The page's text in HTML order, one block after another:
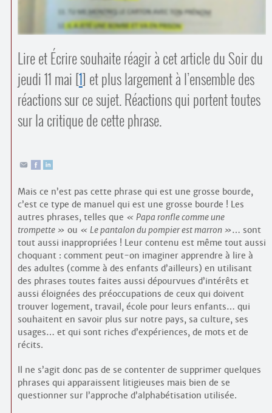
Bienvenue en Belgique
Lire et Écrire souhaite réagir à cet article du Soir du
jeudi 11 mai [1] et plus largement à l’ensemble des
réactions sur ce sujet. Réactions qui portent toutes
sur la critique de cette phrase.
Mais ce n’est pas cette phrase qui est une grosse bourde,
c’est ce type de manuel qui est une grosse bourde ! Les
autres phrases, telles que
Papa ronfle comme une
trompette
ou Le pantalon du pompier est marron
… sont
tout aussi inappropriées ! Leur contenu est même tout aussi
choquant : comment peut-on imaginer apprendre à lire à
des adultes (comme à des enfants d’ailleurs) en utilisant
des phrases toutes faites aussi dépourvues d’intérêts et
aussi éloignées des préoccupations de ceux qui doivent
trouver logement, travail, école pour leurs enfants… qui
souhaitent en savoir plus sur notre pays, sa culture, ses
usages… et qui sont riches d’expériences, de mots et de
récits.
Il ne s’agit donc pas de se contenter de supprimer quelques
phrases qui apparaissent litigieuses mais bien de se
questionner sur l’approche d’alphabétisation utilisée.